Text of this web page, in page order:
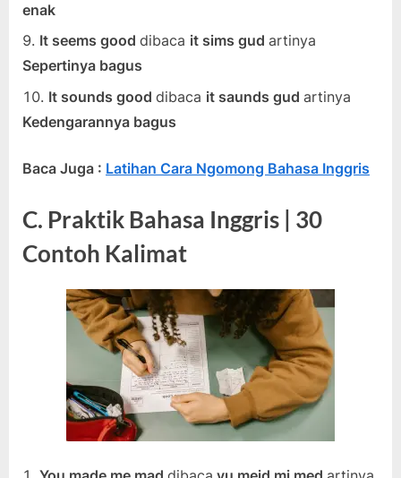
enak
It seems good dibaca it sims gud artinya
Sepertinya bagus
It sounds good dibaca it saunds gud artinya
Kedengarannya bagus
Baca Juga : Latihan Cara Ngomong Bahasa Inggris
C. Praktik Bahasa Inggris | 30
Contoh Kalimat